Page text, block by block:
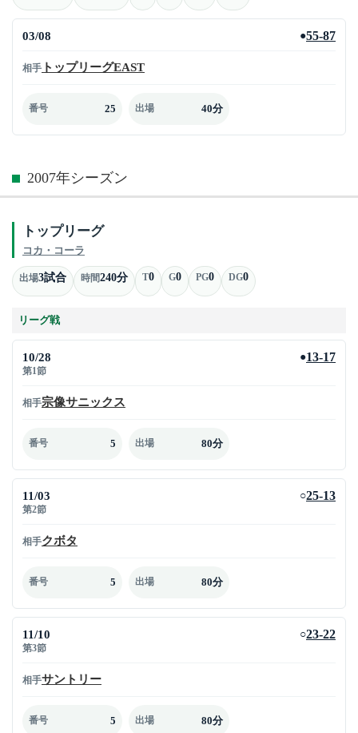
03/08 ●55-87
相手 トップリーグEAST
番号 25 出場 40分
2007年シーズン
トップリーグ
コカ・コーラ
出場3試合 時間240分 T0 G0 PG0 DG0
リーグ戦
10/28
第1節
●13-17
相手宗像サニックス
番号 5 出場 80分
11/03
第2節
○25-13
相手クボタ
番号 5 出場 80分
11/10
第3節
○23-22
相手サントリー
番号 5 出場 80分